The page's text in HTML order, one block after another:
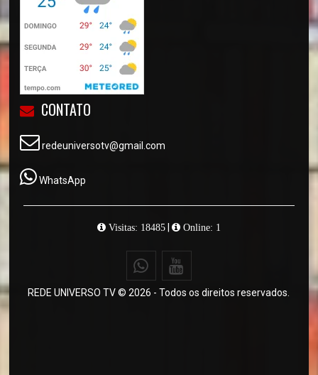
CONTATO
redeuniversotv@gmail.com
WhatsApp
Visitas: 18485| Online: 1
REDE UNIVERSO TV © 2026 - Todos os direitos reservados.